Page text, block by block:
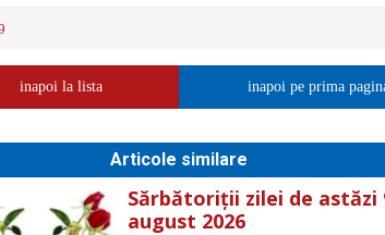
inapoi la lista inapoi pe prima
Articole similare
Sărbătoriții zilei de astăzi
august 2026